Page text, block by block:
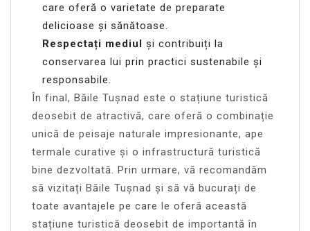
care oferă o varietate de preparate
delicioase și sănătoase.
Respectați mediul și contribuiți la
conservarea lui prin practici sustenabile și
responsabile.
În final, Băile Tușnad este o stațiune turistică
deosebit de atractivă, care oferă o combinație
unică de peisaje naturale impresionante, ape
termale curative și o infrastructură turistică
bine dezvoltată. Prin urmare, vă recomandăm
să vizitați Băile Tușnad și să vă bucurați de
toate avantajele pe care le oferă această
stațiune turistică deosebit de importantă în